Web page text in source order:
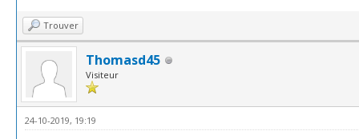
Trouver
Thomasd45
Visiteur
24-10-2019, 19:19